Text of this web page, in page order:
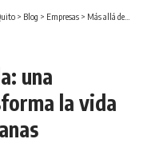
> Blog > Empresas > Más allá de una medalla: una oportunidad que transforma la vida de las atletas ecuatorianas
una
la vida